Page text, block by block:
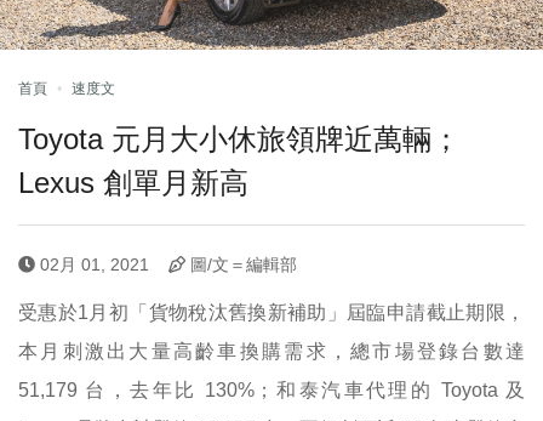
首頁 速度文
Toyota 元月大小休旅領牌近萬輛；
Lexus 創單月新高
02月 01, 2021 圖/文＝編輯部
受惠於1月初「貨物稅汰舊換新補助」屆臨申請截止期限，
本月刺激出大量高齡車換購需求，總市場登錄台數達
51,179 台，去年比 130%；和泰汽車代理的 Toyota 及